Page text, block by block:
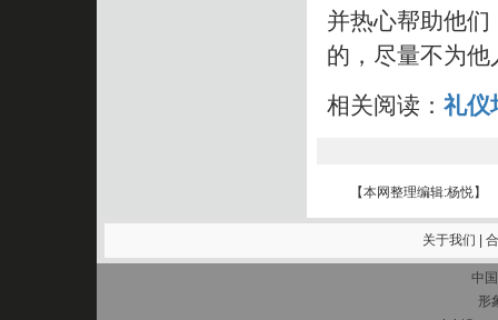
并热心帮助他
的，尽量不为他
相关阅读： 礼仪
【本网整理编辑:杨悦】
关于我们
中
形